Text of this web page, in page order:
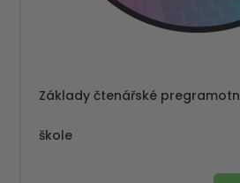
Základy čtenářské
škole